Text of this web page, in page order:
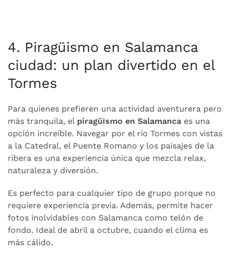
4. Piragüismo en Salamanca
ciudad: un plan divertido en el
Tormes
Para quienes prefieren una actividad aventurera pero
más tranquila, el piragüismo en Salamanca es una
opción increíble. Navegar por el río Tormes con vistas
a la Catedral, el Puente Romano y los paisajes de la
ribera es una experiencia única que mezcla relax,
naturaleza y diversión.
Es perfecto para cualquier tipo de grupo porque no
requiere experiencia previa. Además, permite hacer
fotos inolvidables con Salamanca como telón de
fondo. Ideal de abril a octubre, cuando el clima es
más cálido.